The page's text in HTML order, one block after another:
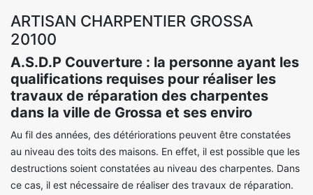
ARTISAN CHARPENTIER GROSSA
20100
A.S.D.P Couverture : la personne ayant les
qualifications requises pour réaliser les
travaux de réparation des charpentes
dans la ville de Grossa et ses enviro
Au fil des années, des détériorations peuvent être constatées
au niveau des toits des maisons. En effet, il est possible que les
destructions soient constatées au niveau des charpentes. Dans
ce cas, il est nécessaire de réaliser des travaux de réparation.